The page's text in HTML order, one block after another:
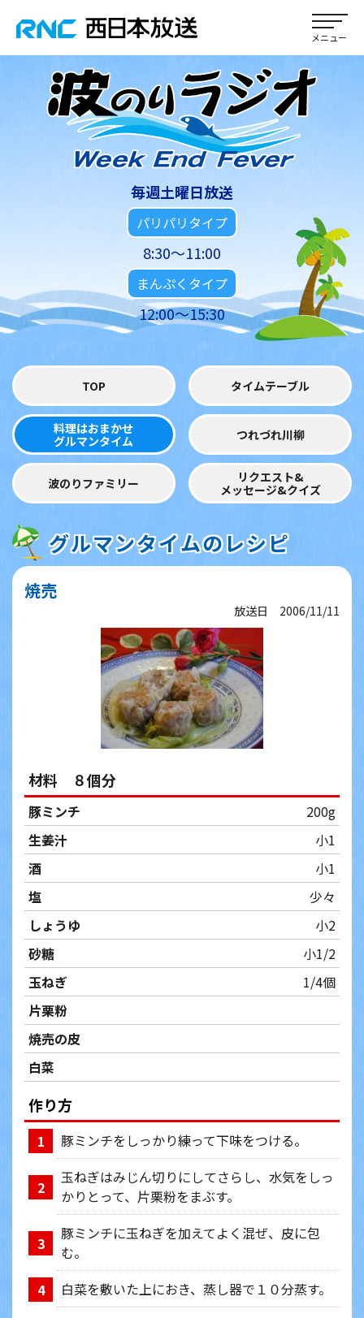
毎週土曜日放送
パリパリタイプ
8:30～11:00
まんぷくタイプ
12:00～15:30
TOP タイムテーブル
料理はおまかせ
グルマンタイム
つれづれ川柳
波のりファミリー
リクエスト&
メッセージ&クイズ
グルマンタイムのレシピ
焼売
放送日 2006/11/11
材料 ８個分
豚ミンチ
200g
生姜汁
小1
酒
小1
塩
少々
しょうゆ
小2
砂糖
小1/2
玉ねぎ
1/4個
片栗粉
焼売の皮
白菜
作り方
1 豚ミンチをしっかり練って下味をつける。
2
玉ねぎはみじん切りにしてさらし、水気をしっ
かりとって、片栗粉をまぶす。
3
豚ミンチに玉ねぎを加えてよく混ぜ、皮に包
む。
4
白菜を敷いた上におき、蒸し器で１０分蒸す。